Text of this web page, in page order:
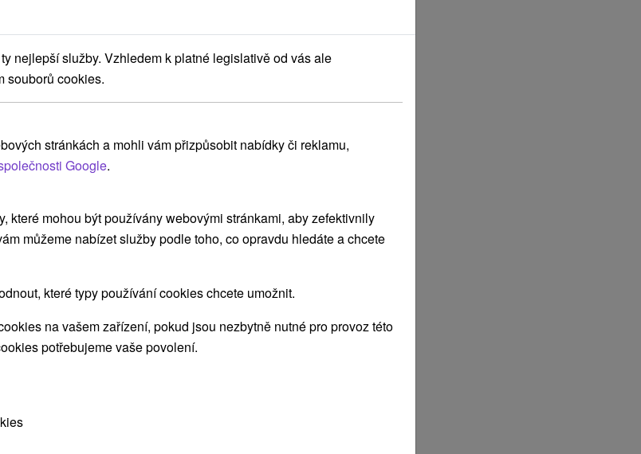
chata v krásnom prostredí Považského
Pohoda a Chata Modrová
útulné chaty v krásnom prostredí Považského
nejlepší služby. Vzhledem k platné legislativě od vás ale
souborů cookies.
stránkách a mohli vám přizpůsobit nabídky či reklamu,
Google.
které mohou být používány webovými stránkami, aby zefektivnily
můžeme nabízet služby podle toho, co opravdu hledáte a chcete
které typy používání cookies chcete umožnit.
na vašem zařízení, pokud jsou nezbytně nutné pro provoz této
potřebujeme vaše povolení.